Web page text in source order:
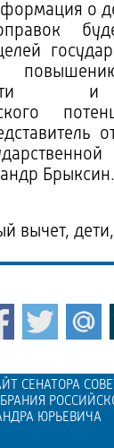
о
Брыксин.
вычет,
СЕНАТОРА
ЮРЬЕВИЧА